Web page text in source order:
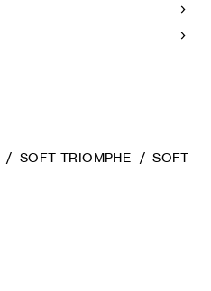
霜、洗手液、化妆品及香水。
述物质，请用干燥且不带绒毛
SOFT TRIOMPHE SOFT